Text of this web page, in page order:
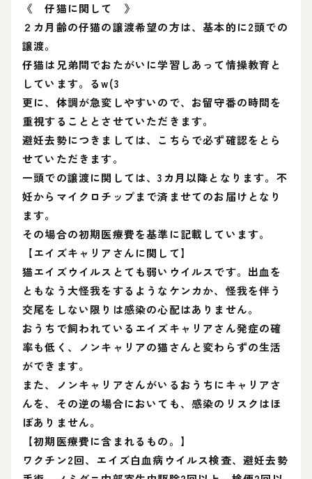
《 仔猫に関して 》
２カ月齢の仔猫の譲渡希望の方は、基本的に2頭での
譲渡。
仔猫は兄弟間でおたがいに学習しあって情操教育と
しています。るw(3
更に、体調が急変しやすいので、お留守番の時間を
重視することとさせていただきます。
避妊去勢につきましては、こちらで必ず確認をとら
せていただきます。
一頭での譲渡に関しては、3カ月以降となります。不
妊からマイクロチップまで済ませてのお届けとなり
ます。
その場合の初期医療費を基準に記載しています。
【エイズキャリアさんに関して】
猫エイズウイルスとても弱いウイルスです。出血を
ともなう大怪我をするようなケンカか、怪我を伴う
交尾をしない限りは感染の心配はありません。
おうちで飼われているエイズキャリアさん発症の確
率も低く、ノンキャリアの猫さんと変わらずの生活
ができます。
また、ノンキャリアさんがいるおうちにキャリアさ
んを、その逆の場合においても、感染のリスクはほ
ぼありません。
【初期医療費に含まれるもの。】
ワクチン2回、エイズ白血病ウイルス検査、避妊去勢